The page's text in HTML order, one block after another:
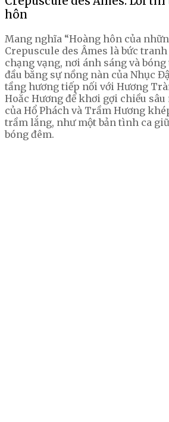
hôn
Mang nghĩa “Hoàng hôn của
Crepuscule des Âmes là bức
chạng vạng, nơi ánh sáng và
đầu bằng sự nồng nàn của Nhục
tầng hương tiếp nối với Hương
Hoắc Hương để khơi gợi chiều sâu
của Hổ Phách và Trầm Hương
trầm lắng, như một bản tình ca
bóng đêm.